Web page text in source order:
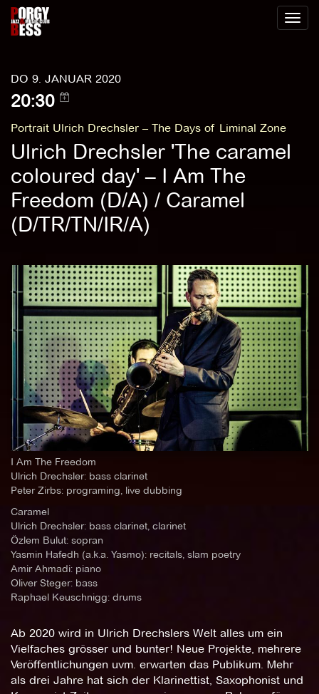
Toggle
DO 9. JANUAR 2020
20:30
Portrait Ulrich Drechsler – The Days of Liminal Zone
Ulrich Drechsler 'The caramel
coloured day' – I Am The
Freedom (D/A) / Caramel
(D/TR/TN/IR/A)
I Am The Freedom
Ulrich Drechsler: bass clarinet
Peter Zirbs: programing, live dubbing
Caramel
Ulrich Drechsler: bass clarinet, clarinet
Özlem Bulut: sopran
Yasmin Hafedh (a.k.a. Yasmo): recitals, slam poetry
Amir Ahmadi: piano
Oliver Steger: bass
Raphael Keuschnigg: drums
Ab 2020 wird in Ulrich Drechslers Welt alles um ein
Vielfaches grösser und bunter! Neue Projekte, mehrere
Veröffentlichungen uvm. erwarten das Publikum. Mehr
als drei Jahre hat sich der Klarinettist, Saxophonist und